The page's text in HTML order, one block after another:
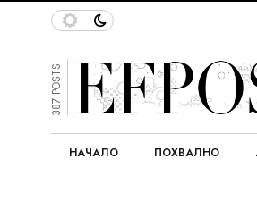
387 POSTS
НАЧАЛО ПОХВАЛНО